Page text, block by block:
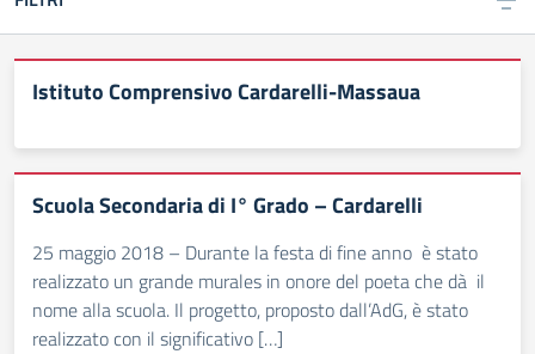
Istituto Comprensivo Cardarelli-Massaua
Scuola Secondaria di I° Grado – Cardarelli
25 maggio 2018 – Durante la festa di fine anno è stato
realizzato un grande murales in onore del poeta che dà il
nome alla scuola. Il progetto, proposto dall’AdG, è stato
realizzato con il significativo […]